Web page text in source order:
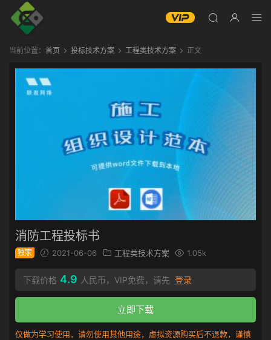
当前位置： 首页 投标技术方案 工程类技术方案 正文
消防工程投标书
独家 2021-06-06 工程类技术方案 1.05k
下载价格 4.9 人民币，VIP免费，请先 登录
立即下载
仅做为学习使用，请勿使用其他用途，虚拟资源购买后不退款，谨慎